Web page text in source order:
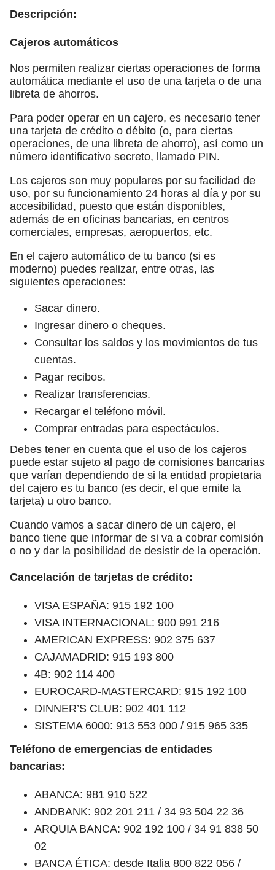
Descripción:
Cajeros automáticos
Nos permiten realizar ciertas operaciones de forma
automática mediante el uso de una tarjeta o de una
libreta de ahorros.
Para poder operar en un cajero, es necesario tener
una tarjeta de crédito o débito (o, para ciertas
operaciones, de una libreta de ahorro), así como un
número identificativo secreto, llamado PIN.
Los cajeros son muy populares por su facilidad de
uso, por su funcionamiento 24 horas al día y por su
accesibilidad, puesto que están disponibles,
además de en oficinas bancarias, en centros
comerciales, empresas, aeropuertos, etc.
En el cajero automático de tu banco (si es
moderno) puedes realizar, entre otras, las
siguientes operaciones:
Sacar dinero.
Ingresar dinero o cheques.
Consultar los saldos y los movimientos de tus
cuentas.
Pagar recibos.
Realizar transferencias.
Recargar el teléfono móvil.
Comprar entradas para espectáculos.
Debes tener en cuenta que el uso de los cajeros
puede estar sujeto al pago de comisiones bancarias
que varían dependiendo de si la entidad propietaria
del cajero es tu banco (es decir, el que emite la
tarjeta) u otro banco.
Cuando vamos a sacar dinero de un cajero, el
banco tiene que informar de si va a cobrar comisión
o no y dar la posibilidad de desistir de la operación.
Cancelación de tarjetas de crédito:
VISA ESPAÑA: 915 192 100
VISA INTERNACIONAL: 900 991 216
AMERICAN EXPRESS: 902 375 637
CAJAMADRID: 915 193 800
4B: 902 114 400
EUROCARD-MASTERCARD: 915 192 100
DINNER’S CLUB: 902 401 112
SISTEMA 6000: 913 553 000 / 915 965 335
Teléfono de emergencias de entidades
bancarias:
ABANCA: 981 910 522
ANDBANK: 902 201 211 / 34 93 504 22 36
ARQUIA BANCA: 902 192 100 / 34 91 838 50
02
BANCA ÉTICA: desde Italia 800 822 056 /